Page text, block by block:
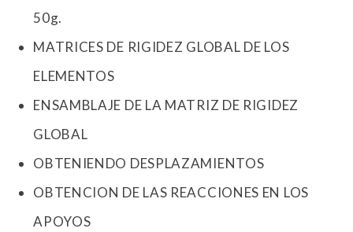
50g.
MATRICES DE RIGIDEZ GLOBAL DE LOS
ELEMENTOS
ENSAMBLAJE DE LA MATRIZ DE RIGIDEZ
GLOBAL
OBTENIENDO DESPLAZAMIENTOS
OBTENCION DE LAS REACCIONES EN LOS
APOYOS